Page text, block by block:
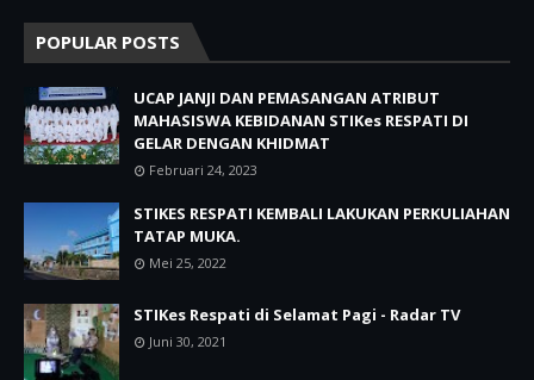
POPULAR POSTS
UCAP JANJI DAN PEMASANGAN ATRIBUT
MAHASISWA KEBIDANAN STIKes RESPATI DI
GELAR DENGAN KHIDMAT
Februari 24, 2023
STIKES RESPATI KEMBALI LAKUKAN PERKULIAHAN
TATAP MUKA.
Mei 25, 2022
STIKes Respati di Selamat Pagi - Radar TV
Juni 30, 2021